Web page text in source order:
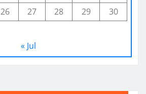
26 27 28 29
30
« Jul